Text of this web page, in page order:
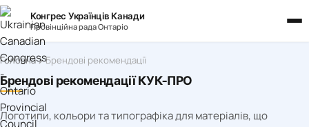
Конгрес Українців Канади
Провінційна рада Онтаріо
Головна Брендові рекомендації
Брендові рекомендації КУК-ПРО
Логотипи, кольори та типографіка для матеріалів, що